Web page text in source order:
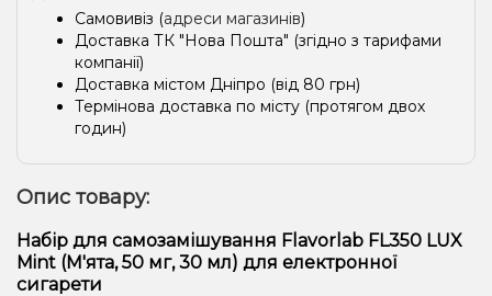
Самовивіз (адреси магазинів)
Доставка ТК "Нова Пошта" (згідно з тарифами
компанії)
Доставка містом Дніпро (від 80 грн)
Термінова доставка по місту (протягом двох
годин)
Опис товару:
Набір для самозамішування Flavorlab FL350 LUX
Mint (М'ята, 50 мг, 30 мл) для електронної
сигарети